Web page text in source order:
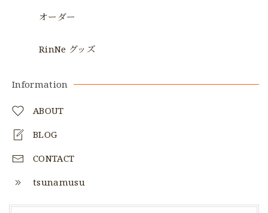
オーダー
RinNe グッズ
Information
ABOUT
BLOG
CONTACT
tsunamusu